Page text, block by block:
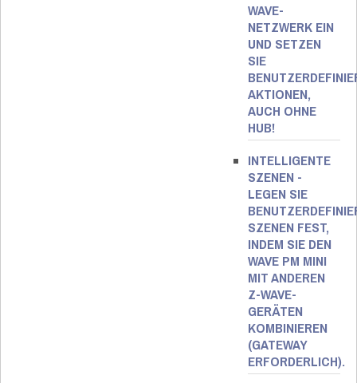
WAVE-
NETZWERK EIN
UND SETZEN
SIE
AKTIONEN,
AUCH OHNE
HUB!
INTELLIGENTE
SZENEN -
LEGEN SIE
SZENEN FEST,
INDEM SIE DEN
WAVE PM MINI
MIT ANDEREN
Z-WAVE-
GERÄTEN
KOMBINIEREN
(GATEWAY
ERFORDERLICH).